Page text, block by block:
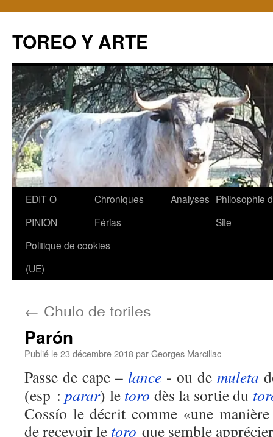
TOREO Y ARTE
Aller
contenu
EDIT O
PINION
Chroniques
Férias
Analyses Philosophie
Site
Politique de cookies
(UE)
← Chulo de toriles
Parón
Publié le23 décembre 2018parGeorges Marcillac
Passe de cape – lance - ou de muleta
(esp : parar) le toro dès la sortie du
Cossío le décrit comme «une
de recevoir le toro que semble